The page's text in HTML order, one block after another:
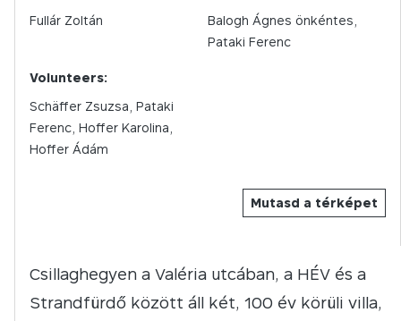
Mutasd a térképet
Fullár Zoltán
Balogh Ágnes önkéntes,
Pataki Ferenc
Volunteers:
Schäffer Zsuzsa, Pataki
Ferenc, Hoffer Karolina,
Hoffer Ádám
Csillaghegyen a Valéria utcában, a HÉV és a
Strandfürdő között áll két, 100 év körüli villa,